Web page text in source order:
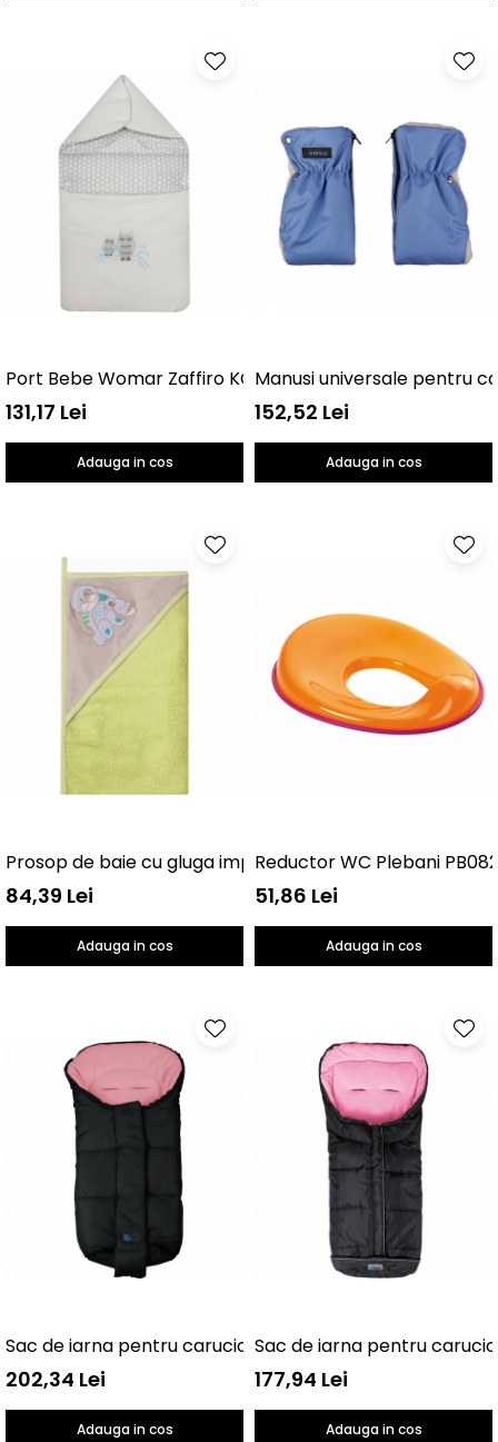
Port Bebe Womar Zaffiro KO-BW-04
131,17 Lei
Adauga in cos
Manusi universale pentru
152,52 Lei
Adauga in cos
Prosop de baie cu gluga imprimeu velur 80 x 80 cm
84,39 Lei
Adauga in cos
Reductor WC Plebani PB082
51,86 Lei
Adauga in cos
Sac de iarna pentru carucior Nordic Line Altabebe
202,34 Lei
Adauga in cos
177,94 Lei
Adauga in cos